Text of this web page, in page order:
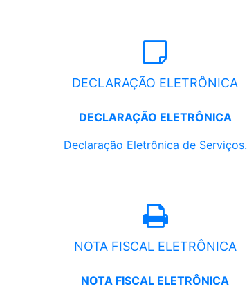
DECLARAÇÃO ELETRÔNICA
DECLARAÇÃO ELETRÔNICA
Declaração Eletrônica de Serviços.
NOTA FISCAL ELETRÔNICA
NOTA FISCAL ELETRÔNICA